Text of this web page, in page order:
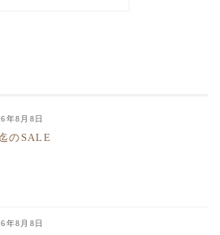
年8月8日
のSALE
年8月8日